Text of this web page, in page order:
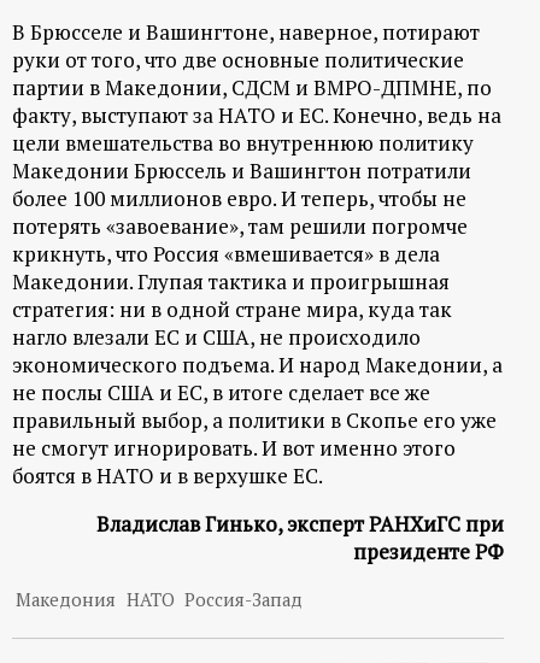
В Брюсселе и Вашингтоне, наверное, потирают
руки от того, что две основные политические
партии в Македонии, СДСМ и ВМРО-ДПМНЕ, по
факту, выступают за НАТО и ЕС. Конечно, ведь на
цели вмешательства во внутреннюю политику
Македонии Брюссель и Вашингтон потратили
более 100 миллионов евро. И теперь, чтобы не
потерять «завоевание», там решили погромче
крикнуть, что Россия «вмешивается» в дела
Македонии. Глупая тактика и проигрышная
стратегия: ни в одной стране мира, куда так
нагло влезали ЕС и США, не происходило
экономического подъема. И народ Македонии, а
не послы США и ЕС, в итоге сделает все же
правильный выбор, а политики в Скопье его уже
не смогут игнорировать. И вот именно этого
боятся в НАТО и в верхушке ЕС.
Владислав Гинько, эксперт РАНХиГС при
президенте РФ
Македония НАТО Россия-Запад